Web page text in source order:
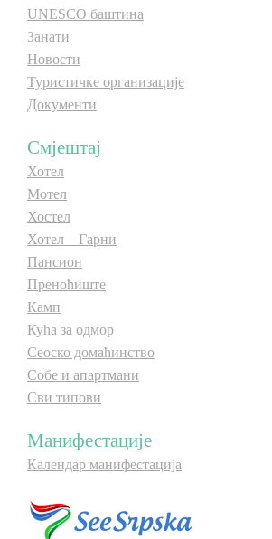
UNESCO баштина
Занати
Новости
Туристичке организације
Документи
Смјештај
Хотел
Мотел
Хостел
Хотел – Гарни
Пансион
Преноћиште
Камп
Кућа за одмор
Сеоско домаћинство
Собе и апартмани
Сви типови
Манифестације
Календар манифестација